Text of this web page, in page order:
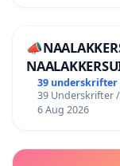
39 underskrifter
39 Underskrifter
6 Aug 2026